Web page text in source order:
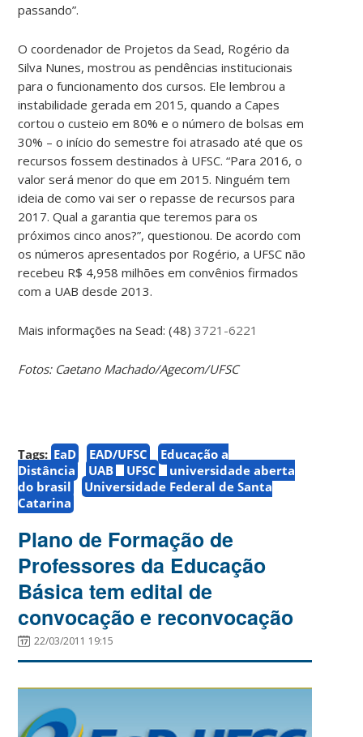
passando”.
O coordenador de Projetos da Sead, Rogério da
Silva Nunes, mostrou as pendências institucionais
para o funcionamento dos cursos. Ele lembrou a
instabilidade gerada em 2015, quando a Capes
cortou o custeio em 80% e o número de bolsas em
30% – o início do semestre foi atrasado até que os
recursos fossem destinados à UFSC. “Para 2016, o
valor será menor do que em 2015. Ninguém tem
ideia de como vai ser o repasse de recursos para
2017. Qual a garantia que teremos para os
próximos cinco anos?”, questionou. De acordo com
os números apresentados por Rogério, a UFSC não
recebeu R$ 4,958 milhões em convênios firmados
com a UAB desde 2013.
Mais informações na Sead: (48)3721-6221
Fotos: Caetano Machado/Agecom/UFSC
Tags: EaD EAD/UFSC
Educação a
Distância
UAB UFSC
universidade aberta
do brasil
Universidade Federal de Santa
Catarina
Plano de Formação de
Professores da Educação
Básica tem edital de
convocação e reconvocação
22/03/2011 19:15